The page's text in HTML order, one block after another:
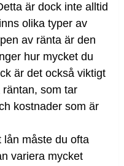
är dock inte alltid
olika typer av
av ränta är den
hur mycket du
är det också viktigt
som tar
kostnader som är
lån måste du ofta
variera mycket